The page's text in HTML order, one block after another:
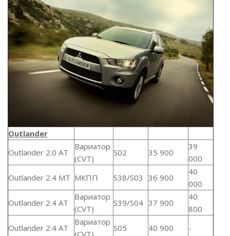
Outlander
Outlander 2.0 AT
Вариатор
(CVT)
S02 35 900
39
000
Outlander 2.4 MT МКПП S38/S03 36 900
40
000
Outlander 2.4 AT
Вариатор
(CVT)
S39/S04 37 900
40
800
Outlander 2.4 AT
Вариатор
S05 40 900 -